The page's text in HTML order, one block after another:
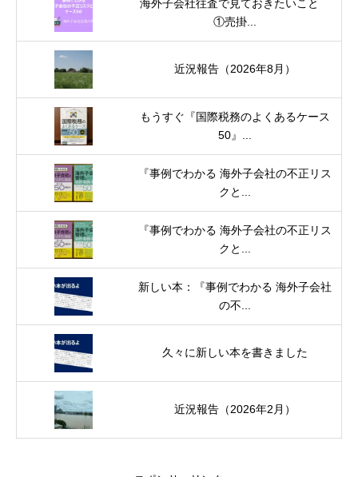
海外子会社往査で見ておきたいこと
①売掛...
近況報告（2026年8月）
もうすぐ『国際税務のよくあるケース
50』...
『事例でわかる 海外子会社の不正リス
クと...
『事例でわかる 海外子会社の不正リス
クと...
新しい本：『事例でわかる 海外子会社
の不...
久々に新しい本を書きました
近況報告（2026年2月）